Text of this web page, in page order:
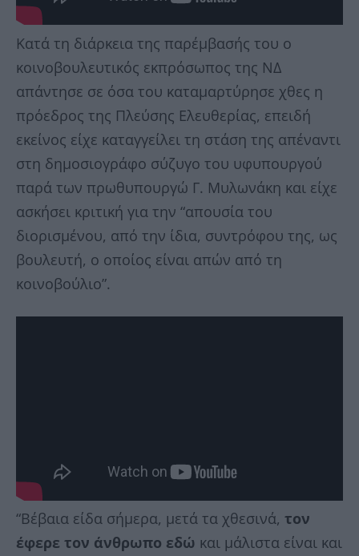
Κατά τη διάρκεια της παρέμβασής του ο
κοινοβουλευτικός εκπρόσωπος της ΝΔ
απάντησε σε όσα του καταμαρτύρησε χθες η
πρόεδρος της Πλεύσης Ελευθερίας, επειδή
εκείνος είχε καταγγείλει τη στάση της απέναντι
στη δημοσιογράφο σύζυγο του υφυπουργού
παρά των πρωθυπουργώ Γ. Μυλωνάκη και είχε
ασκήσει κριτική για την “απουσία του
διορισμένου, από την ίδια, συντρόφου της, ως
βουλευτή, ο οποίος είναι απών από τη
κοινοβούλιο”.
“Βέβαια είδα σήμερα, μετά τα χθεσινά, τον
έφερε τον άνθρωπο εδώ και μάλιστα είναι και